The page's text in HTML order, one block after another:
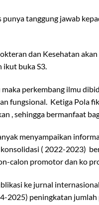
tanggung jawab
dan Kesehatan
buka S3.
perkembang ilmu
fungsional. Ketiga Pola
, sehingga bermanfaat
menyampaikan
( 2022-2023)
calon promotor dan ko
ke jurnal
2025) peningkatan